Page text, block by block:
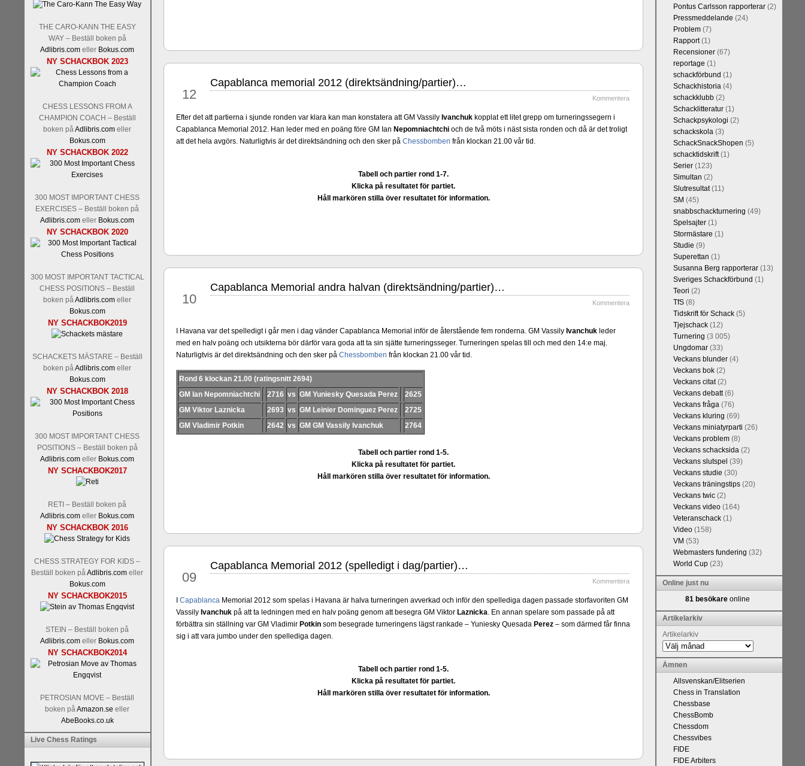
THE CARO-KANN THE EASY
WAY – Beställ boken på
Adlibris.com eller Bokus.com
NY SCHACKBOK 2023
CHESS LESSONS FROM A
CHAMPION COACH – Beställ
boken påAdlibris.com eller
Bokus.com
NY SCHACKBOK 2022
300 MOST IMPORTANT CHESS
EXERCISES – Beställ boken på
Adlibris.com eller Bokus.com
NY SCHACKBOK 2020
300 MOST IMPORTANT TACTICAL
CHESS POSITIONS – Beställ
boken påAdlibris.com eller
Bokus.com
NY SCHACKBOK2019
SCHACKETS MÄSTARE – Beställ
boken påAdlibris.com eller
Bokus.com
NY SCHACKBOK 2018
300 MOST IMPORTANT CHESS
POSITIONS – Beställ boken på
Adlibris.com eller Bokus.com
NY SCHACKBOK2017
RETI – Beställ boken på
Adlibris.com eller Bokus.com
NY SCHACKBOK 2016
CHESS STRATEGY FOR KIDS –
Beställ boken påAdlibris.com eller
Bokus.com
NY SCHACKBOK2015
STEIN – Beställ boken på
Adlibris.com eller Bokus.com
NY SCHACKBOK2014
PETROSIAN MOVE – Beställ
boken påAmazon.se eller
AbeBooks.co.uk
Live Chess Ratings
Den sjunde upplagan av Sinquefield Cup börjar idag och nyheten för året är att tävlingen, som för övrigt är
Levon Aronian-Maxime Vachier-Lagrave, Magnus Carlsen-Anish Giri, Ian Nepomniachtchi-Wiswanathan Anand, Hikaru
Nakamura-Fabiano Caruana
Sergej Karjakin-Shakhrijar Mamedjarov.
revanschera sig efter att inte ha tagit de snabbare partierna, som spelades för några dagar sedan, på blodigt allvar. Det lär
norsk massmedia som inte riktigt förstår skillnaderna på blixtschack, snabbschack och klassiskt schack. Enligt Carlsen är det
nämligen den sistnämnda spelformen som är den seriösaste. Sinquefield Cup saknar dock tyvärr dragserie vilket skulle ha lyft
den spelformen ett steg i rätt riktning. Chris Bird är tävlingsledare
ronden:
GM Jonny Hector- GM Pontus Carlsson, FM Kaan Kücüksan-GM Axel Smith, IM Linus Johansson-GM Tiger
Hillarp Persson, GM Pia Cramling-IM Rauan Sagit, GM Erik Blomqvist-IM Michael Wiedenkeller.
SM-gruppen är både stark
och öppen så vem helst kan ta hem segern. En farlig uppstickare som Kücüksan kan absolut inte räknas bort. Det var
kämpar om Sverigemästartiteln. Den förstnämnde har inte rosat SM-marknaden, som han borde, med tanke på sin super-GM-
status, och Tikkanen är säkert mätt på SM-titlar och har andra prioriteringar. Mästar-Elit:
FM Erik Malmstig-IM Tommy Andersson, IM Bengt Lindberg-Anders Wengholm, Joakim Nyander-FM Jung Min Seo, FM
Tom Rydström-GM Thomas Ernst. Mitt stalltips är att Lindberg blir en tuff nöt för de övriga deltagarna att knäcka.
betänketiden så schack bör klassificeras även i det facket. Andra populära kategorier är annars spel, vetenskap eller konst.
Frilansjournalisten och schackälskaren Robert Okpu har tillsammans med språkläraren och IM Thomas Engqvist arbetat med
djupintervjuer medOkpuochEngqvistsom var för sig ansvarat för biografi- respektive partidel. Det finns också en fotodel med
fotografier som de flesta aldrig har sett tidigare. Boken bör alltså tilltala tre kategorier, de som gillar biografier, de som vill se
Uffes angreppspartier med moderna, pedagogiska kommentarer och de som vill se de nya fotografierna. Den boken som
saknats i den svenska schacklitteraturen har alltså äntligen skrivits....
En av världens genom tiderna starkaste spelare, Ex-världsmästaren Vladimir Kramnik, 43 år, har på
12
Capablanca memorial 2012 (direktsändning/partier)…
Kommentera
Efter det att partierna i sjunde ronden var klara kan man konstatera att GM Vassily Ivanchukkopplat ett litet grepp om turneringssegern i
Capablanca Memorial 2012. Han leder med en poäng före GM Ian Nepomniachtchi och de två möts i näst sista ronden och då är det troligt
att det hela avgörs. Naturligtvis är det direktsändning och den sker på Chessbomben från klockan 21.00 vår tid.
Tabell och partier rond 1-7.
Klicka på resultatet för partiet.
Håll markören stilla över resultatet för information.
10
Capablanca Memorial andra halvan (direktsändning/partier)…
Kommentera
I Havana var det spelledigt i går men i dag vänder Capablanca Memorial inför de återstående fem ronderna. GM Vassily Ivanchuk leder
med en halv poäng och utsikterna bör därför vara goda att ta sin sjätte turneringsseger. Turneringen spelas till och med den 14:e maj.
Naturligtvis är det direktsändning och den sker på Chessbomben från klockan 21.00 vår tid.
Rond 6 klockan 21.00 (ratingsnitt 2694)
GM Ian Nepomniachtchi
2716 vs GM Yuniesky Quesada Perez
2625
GM Viktor Laznicka
2693 vs GM Leinier Dominguez Perez
2725
GM Vladimir Potkin
2642 vs GM GM Vassily Ivanchuk 2764
Tabell och partier rond 1-5.
Klicka på resultatet för partiet.
Håll markören stilla över resultatet för information.
09
Capablanca Memorial 2012 (spelledigt i dag/partier)…
Kommentera
CapablancaMemorial 2012 som spelas i Havana är halva turneringen avverkad och inför den spellediga dagen passade storfavoriten GM
Vassily Ivanchukpå att ta ledningen med en halv poäng genom att besegra GM Viktor Laznicka. En annan spelare som passade på att
förbättra sin ställning var GM Vladimir Potkinsom besegrade turneringens lägst rankade – Yuniesky Quesada Perez– som därmed får finna
sig i att vara jumbo under den spellediga dagen.
Tabell och partier rond 1-5.
Klicka på resultatet för partiet.
Håll markören stilla över resultatet för information.
Pontus Carlsson rapporterar(2)
Pressmeddelande (24)
Problem(7)
Rapport(1)
Recensioner(67)
reportage (1)
schackförbund (1)
Schackhistoria(4)
schackklubb(2)
Schacklitteratur(1)
Schackpsykologi (2)
schackskola(3)
SchackSnackShopen (5)
schacktidskrift(1)
Serier(123)
Simultan (2)
Slutresultat(11)
SM (45)
snabbschackturnering (49)
Spelsajter(1)
Stormästare (1)
Studie (9)
Superettan (1)
Susanna Berg rapporterar(13)
Sveriges Schackförbund (1)
Teori (2)
TfS(8)
Tidskrift för Schack(5)
Tjejschack(12)
Turnering (3 005)
Ungdomar(33)
Veckans blunder(4)
Veckans bok(2)
Veckans citat(2)
Veckans debatt(6)
Veckans fråga(76)
Veckans kluring (69)
Veckans miniatyrparti (26)
Veckans problem(8)
Veckans schacksida(2)
Veckans slutspel (39)
Veckans studie (30)
Veckans träningstips(20)
Veckans twic(2)
Veckans video(164)
Veteranschack(1)
Video(158)
VM (53)
Webmasters fundering (32)
World Cup(23)
Online just nu
81 besökareonline
Artikelarkiv
Artikelarkiv
Ämnen
Allsvenskan/Elitserien
Chess in Translation
Chessbase
ChessBomb
Chessdom
Chessvibes
FIDE
FIDE Arbiters